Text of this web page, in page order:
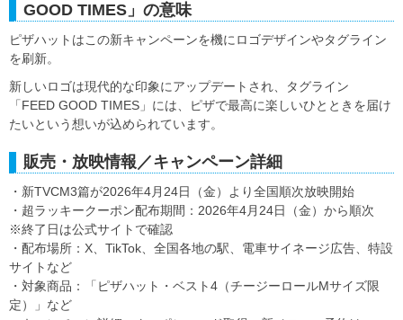
GOOD TIMES」の意味
ピザハットはこの新キャンペーンを機にロゴデザインやタグライン
を刷新。
新しいロゴは現代的な印象にアップデートされ、タグライン
「FEED GOOD TIMES」には、ピザで最高に楽しいひとときを届け
たいという想いが込められています。
販売・放映情報／キャンペーン詳細
・新TVCM3篇が2026年4月24日（金）より全国順次放映開始
・超ラッキークーポン配布期間：2026年4月24日（金）から順次
※終了日は公式サイトで確認
・配布場所：X、TikTok、全国各地の駅、電車サイネージ広告、特設
サイトなど
・対象商品：「ピザハット・ベスト4（チージーロールMサイズ限
定）」など